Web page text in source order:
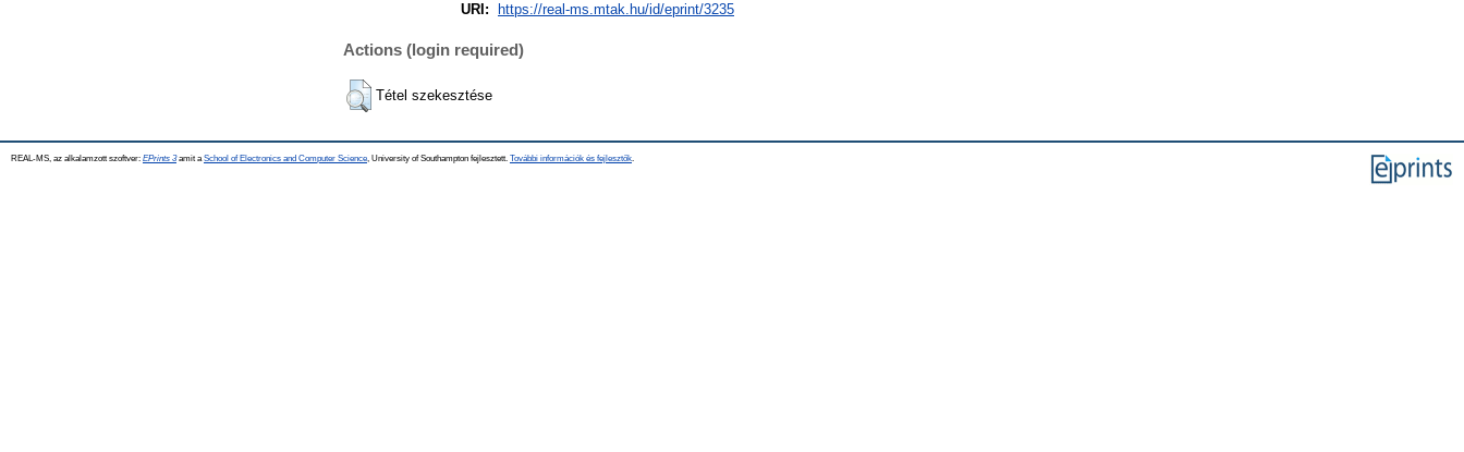
URI:
https://real-ms.mtak.hu/id/eprint/3235
Actions (login required)
Tétel szekesztése
REAL-MS, az alkalamzott szoftver: EPrints 3amit a School of Electronics and Computer Science , University of Southampton fejlesztett. További információk és fejlesztők